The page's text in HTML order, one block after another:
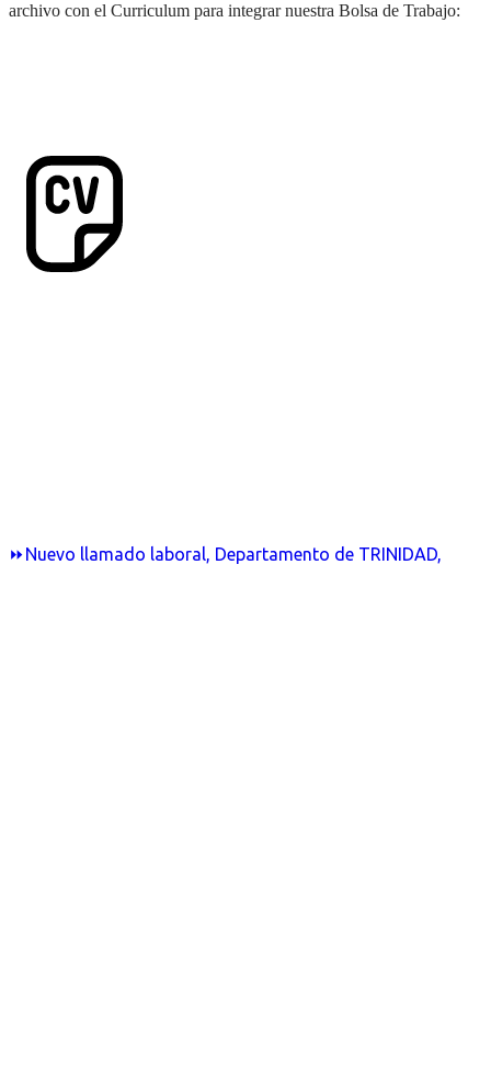
⏩Nuevo llamado laboral, Departamento de TRINIDAD,
archivo con el Curriculum para integrar nuestra Bolsa de Trabajo: